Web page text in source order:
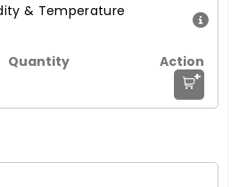
& Temperature
+